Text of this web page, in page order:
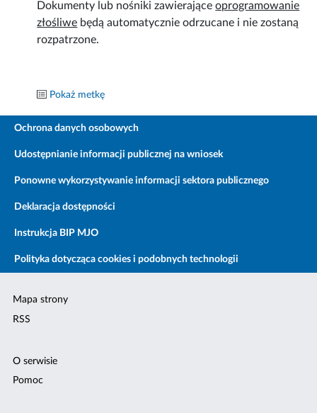
Dokumenty lub nośniki zawierająceoprogramowanie
złośliwe będą automatycznie odrzucane i nie zostaną
rozpatrzone.
Pokaż metkę
Ochrona danych osobowych
Udostępnianie informacji publicznej na wniosek
Ponowne wykorzystywanie informacji sektora publicznego
Deklaracja dostępności
Instrukcja BIP MJO
Polityka dotycząca cookies i podobnych technologii
Mapa strony
RSS
O serwisie
Pomoc